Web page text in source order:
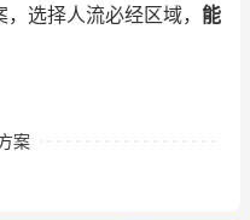
选择人流必经区域， 能
案